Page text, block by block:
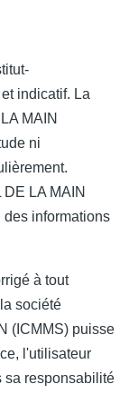
indicatif. La
MAIN
ni
LA MAIN
des informations
à tout
société
(ICMMS) puisse
l'utilisateur
sa responsabilité